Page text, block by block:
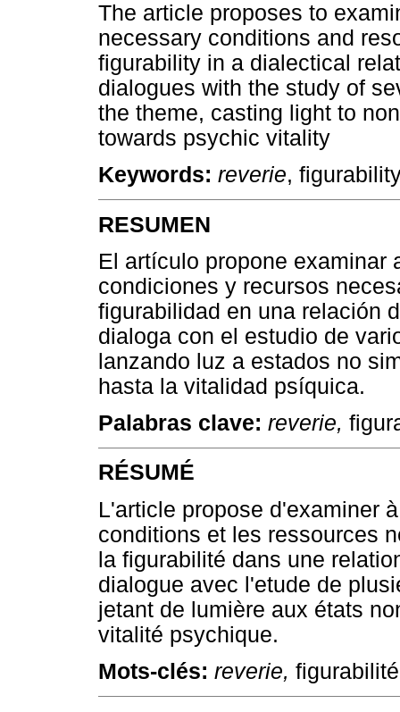
The article proposes to
necessary conditions and
figurability in a dialectical
dialogues with the study of
the theme, casting light to
towards psychic vitality
Keywords: reverie,
RESUMEN
El artículo propone examinar
condiciones y recursos
figurabilidad en una relación
dialoga con el estudio de
lanzando luz a estados no
hasta la vitalidad psíquica.
Palabras clave: reverie,
RÉSUMÉ
L'article propose d'examiner
conditions et les ressources
la figurabilité dans une
dialogue avec l'etude de
jetant de lumière aux états
vitalité psychique.
Mots-clés: reverie,